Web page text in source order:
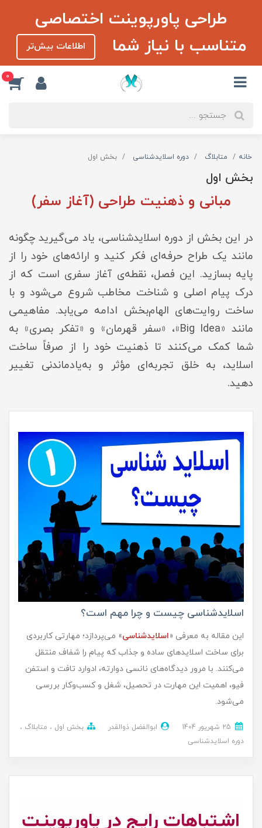
طراحی پاورپوینت اختصاصی
متناسب با نیاز شما
اطلاعات بیش‌تر
0
خانه متابلاگ دوره اسلایدشناسی بخش اول
بخش اول
مبانی و ذهنیت طراحی (آغاز سفر)
در این بخش از دوره اسلایدشناسی، یاد می‌گیرید چگونه
مانند یک طراح حرفه‌ای فکر کنید و ارائه‌های خود را از
پایه بسازید. این فصل، نقطه‌ی آغاز سفری است که از
درک پیام اصلی و شناخت مخاطب شروع می‌شود و با
ساخت روایت‌های الهام‌بخش ادامه می‌یابد. مفاهیمی
مانند «Big Idea»، «سفر قهرمان» و «تفکر بصری» به
شما کمک می‌کنند تا ذهنیت خود را از صرفاً ساخت
اسلاید، به خلق تجربه‌ای مؤثر و به‌یادماندنی تغییر
دهید.
اسلایدشناسی چیست و چرا مهم است؟
این مقاله به معرفی «اسلایدشناسی» می‌پردازد؛ مهارتی کاربردی
برای ساخت اسلایدهای ساده و جذاب که پیام را شفاف منتقل
می‌کنند. با مرور دیدگاه‌های نانسی دوارته، ادوارد تافت و استفن
فیو، اهمیت این مهارت در تحصیل، شغل و کسب‌وکار بررسی
می‌شود.
ابوالفضل ذوالقدر بخش اول
متابلاگ
دوره اسلایدشناسی